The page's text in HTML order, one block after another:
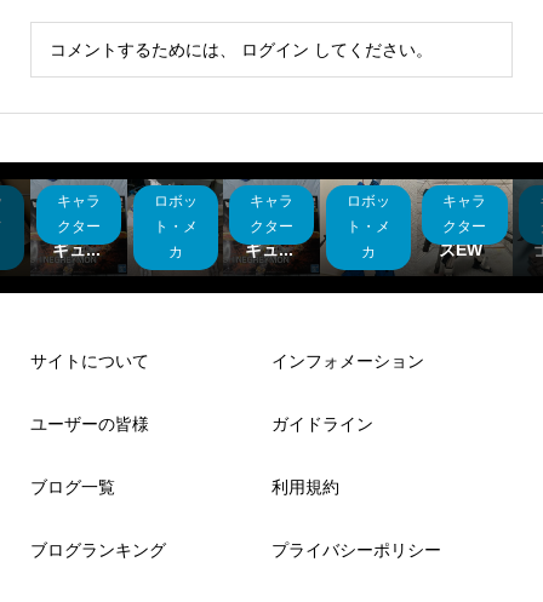
コメントするためには、 ログイン してください。
キャラ
クター
バンダ
イフィ
ギュ...
ロボッ
ト・メ
カ
プロヴ
ェール
(プ...
キャラ
クター
バンダ
イフィ
ギュ...
ロボッ
ト・メ
カ
ハセガ
ワ ザ
ブン...
キャラ
クター
ヘビー
アーム
ズEW
サイトについて
ユーザーの皆様
ブログ一覧
ブログランキング
インフォメーション
ガイドライン
利用規約
プライバシーポリシー